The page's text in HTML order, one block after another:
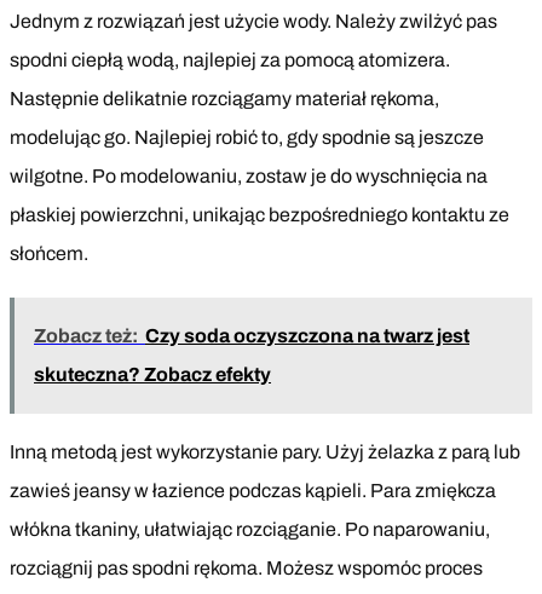
Jednym z rozwiązań jest użycie wody. Należy zwilżyć pas
spodni ciepłą wodą, najlepiej za pomocą atomizera.
Następnie delikatnie rozciągamy materiał rękoma,
modelując go. Najlepiej robić to, gdy spodnie są jeszcze
wilgotne. Po modelowaniu, zostaw je do wyschnięcia na
płaskiej powierzchni, unikając bezpośredniego kontaktu ze
słońcem.
Zobacz też: Czy soda oczyszczona na twarz jest
skuteczna? Zobacz efekty
Inną metodą jest wykorzystanie pary. Użyj żelazka z parą lub
zawieś jeansy w łazience podczas kąpieli. Para zmiękcza
włókna tkaniny, ułatwiając rozciąganie. Po naparowaniu,
rozciągnij pas spodni rękoma. Możesz wspomóc proces